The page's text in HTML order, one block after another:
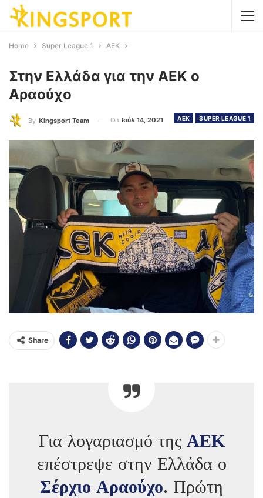
Home Super League 1 AEK
Στην Ελλάδα για την ΑΕΚ ο
Αραούχο
AEK SUPER LEAGUE 1
By Kingsport Team On Ιούλ 14, 2021
Share
Για λογαριασμό της ΑΕΚ
επέστρεψε στην Ελλάδα ο
Σέρχιο Αραούχο. Πρώτη